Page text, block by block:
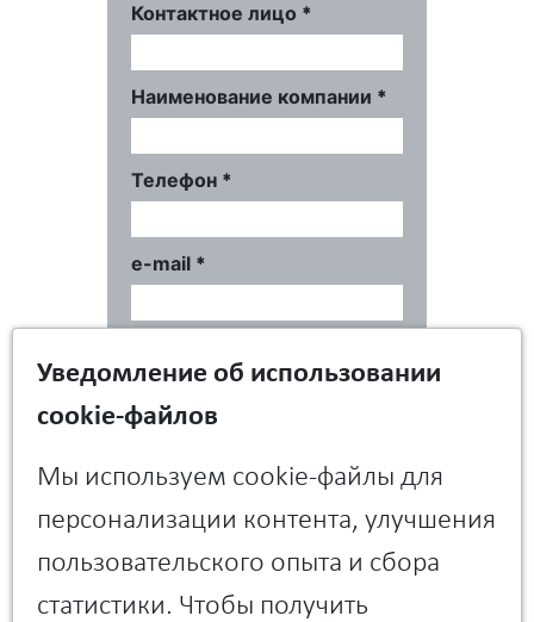
Контактное лицо *
Наименование компании *
Телефон *
e-mail *
Уведомление об использовании
cookie-файлов
Мы используем cookie-файлы для
персонализации контента, улучшения
пользовательского опыта и сбора
статистики. Чтобы получить